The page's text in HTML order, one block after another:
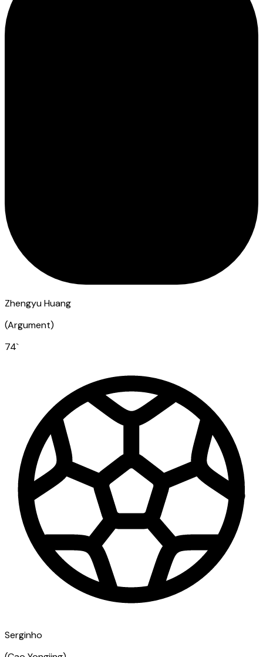
Zhengyu Huang
(Argument)
74`
Serginho